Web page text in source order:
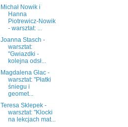
Michał Nowik i
Hanna
Piotrewicz-Nowik
- warsztat: ...
Joanna Stasch -
warsztat:
"Gwiazdki -
kolejna odsł...
Magdalena Glac -
warsztat: "Płatki
śniegu i
geomet...
Teresa Sklepek -
warsztat: "Klocki
na lekcjach mat...